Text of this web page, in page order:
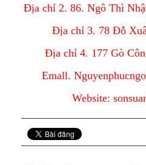
Địa chỉ 2. 86. Ngô Thì
Địa chỉ 3. 78 Đỗ
Địa chỉ 4. 177 Gò
Emall.
Website: